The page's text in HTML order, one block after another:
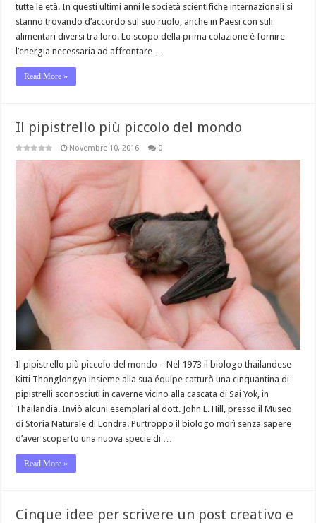
tutte le età. In questi ultimi anni le società scientifiche internazionali si
stanno trovando d’accordo sul suo ruolo, anche in Paesi con stili
alimentari diversi tra loro. Lo scopo della prima colazione è fornire
l’energia necessaria ad affrontare …
Read More »
Il pipistrello più piccolo del mondo
Novembre 10, 2016 0
Il pipistrello più piccolo del mondo – Nel 1973 il biologo thailandese
Kitti Thonglongya insieme alla sua équipe catturò una cinquantina di
pipistrelli sconosciuti in caverne vicino alla cascata di Sai Yok, in
Thailandia. Inviò alcuni esemplari al dott. John E. Hill, presso il Museo
di Storia Naturale di Londra. Purtroppo il biologo morì senza sapere
d’aver scoperto una nuova specie di …
Read More »
Cinque idee per scrivere un post creativo e